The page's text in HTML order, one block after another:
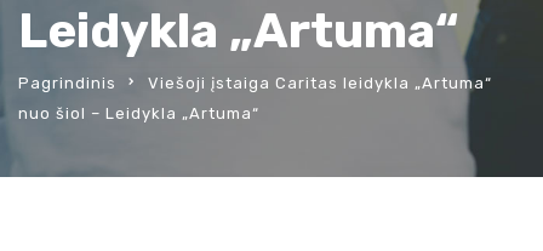
Leidykla „Artuma“
Pagrindinis
Viešoji įstaiga Caritas leidykla „Artuma“
nuo šiol – Leidykla „Artuma“